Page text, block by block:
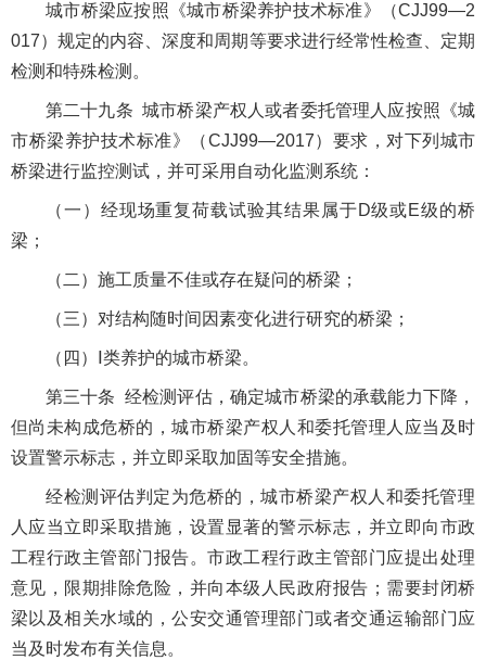
城市桥梁应按照《城市桥梁养护技术标准》（CJJ99—2
017）规定的内容、深度和周期等要求进行经常性检查、定期
检测和特殊检测。
第二十九条 城市桥梁产权人或者委托管理人应按照《城
市桥梁养护技术标准》（CJJ99—2017）要求，对下列城市
桥梁进行监控测试，并可采用自动化监测系统：
（一）经现场重复荷载试验其结果属于D级或E级的桥
梁；
（二）施工质量不佳或存在疑问的桥梁；
（三）对结构随时间因素变化进行研究的桥梁；
（四）Ⅰ类养护的城市桥梁。
第三十条 经检测评估，确定城市桥梁的承载能力下降，
但尚未构成危桥的，城市桥梁产权人和委托管理人应当及时
设置警示标志，并立即采取加固等安全措施。
经检测评估判定为危桥的，城市桥梁产权人和委托管理
人应当立即采取措施，设置显著的警示标志，并立即向市政
工程行政主管部门报告。市政工程行政主管部门应提出处理
意见，限期排除危险，并向本级人民政府报告；需要封闭桥
梁以及相关水域的，公安交通管理部门或者交通运输部门应
当及时发布有关信息。